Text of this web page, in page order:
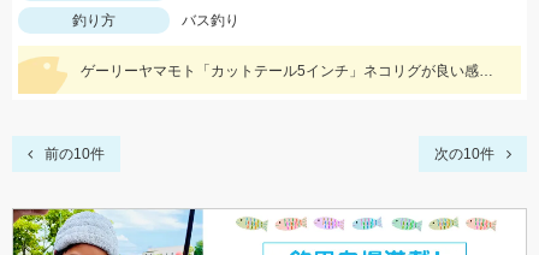
釣り方
バス釣り
ゲーリーヤマモト「カットテール5インチ」ネコリグが良い感じ♪♪
前の10件 次の10件